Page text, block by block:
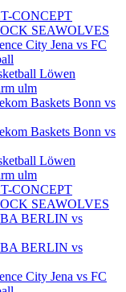
CONCEPT
SEAWOLVES
City Jena vs FC
Löwen
ulm
Baskets Bonn vs
Baskets Bonn vs
Löwen
ulm
CONCEPT
SEAWOLVES
BERLIN vs
BERLIN vs
City Jena vs FC